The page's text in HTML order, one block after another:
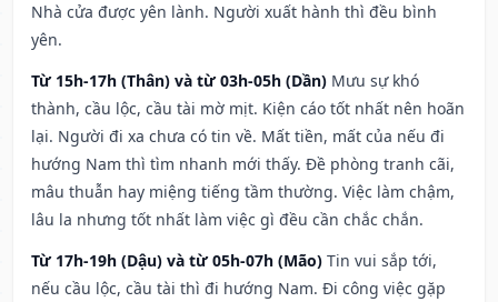
Nhà cửa được yên lành. Người xuất hành thì đều bình
yên.
Từ 15h-17h (Thân) và từ 03h-05h (Dần) Mưu sự khó
thành, cầu lộc, cầu tài mờ mịt. Kiện cáo tốt nhất nên hoãn
lại. Người đi xa chưa có tin về. Mất tiền, mất của nếu đi
hướng Nam thì tìm nhanh mới thấy. Đề phòng tranh cãi,
mâu thuẫn hay miệng tiếng tầm thường. Việc làm chậm,
lâu la nhưng tốt nhất làm việc gì đều cần chắc chắn.
Từ 17h-19h (Dậu) và từ 05h-07h (Mão) Tin vui sắp tới,
nếu cầu lộc, cầu tài thì đi hướng Nam. Đi công việc gặp